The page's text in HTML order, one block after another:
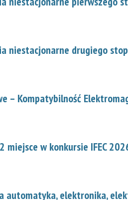
niestacjonarne drugiego
– Kompatybilność
miejsce w konkursie IFEC
automatyka, elektronika,